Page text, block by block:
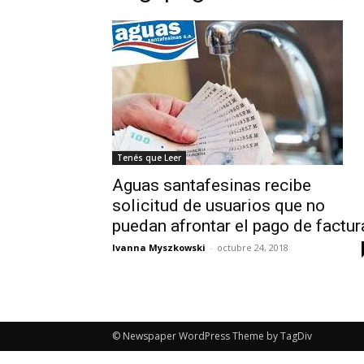
Tenés que Leer
Aguas santafesinas recibe
solicitud de usuarios que no
puedan afrontar el pago de
Ivanna Myszkowski - octubre 24, 2018
© Newspaper WordPress Theme by TagDiv